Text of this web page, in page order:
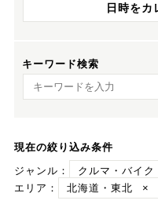
日時をカ
キーワード検索
キーワード検索
現在の絞り込み条件
ジャンル：
クルマ・バイク
エリア：
北海道・東北 ×